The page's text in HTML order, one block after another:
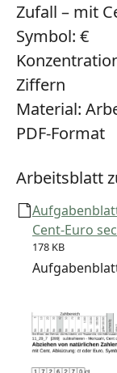
Zufall – mit
Symbol: €
Ziffern
Material:
PDF-Format
Arbeitsblatt
Cent-Euro
178 KB